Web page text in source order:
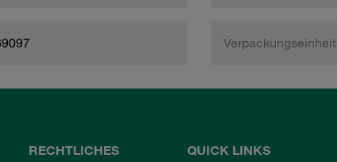
Verpackungseinheit
RECHTLICHES QUICK LINKS